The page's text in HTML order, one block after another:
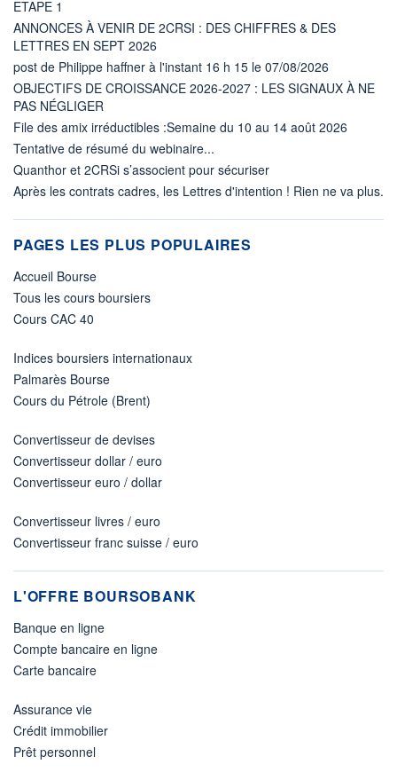
ETAPE 1
ANNONCES À VENIR DE 2CRSI : DES CHIFFRES & DES
LETTRES EN SEPT 2026
post de Philippe haffner à l'instant 16 h 15 le 07/08/2026
OBJECTIFS DE CROISSANCE 2026-2027 : LES SIGNAUX À NE
PAS NÉGLIGER
File des amix irréductibles :Semaine du 10 au 14 août 2026
Tentative de résumé du webinaire...
Quanthor et 2CRSi s’associent pour sécuriser
Après les contrats cadres, les Lettres d'intention ! Rien ne va plus.
PAGES LES PLUS POPULAIRES
Accueil Bourse
Tous les cours boursiers
Cours CAC 40
Indices boursiers internationaux
Palmarès Bourse
Cours du Pétrole (Brent)
Convertisseur de devises
Convertisseur dollar / euro
Convertisseur euro / dollar
Convertisseur livres / euro
Convertisseur franc suisse / euro
L'OFFRE BOURSOBANK
Banque en ligne
Compte bancaire en ligne
Carte bancaire
Assurance vie
Crédit immobilier
Prêt personnel